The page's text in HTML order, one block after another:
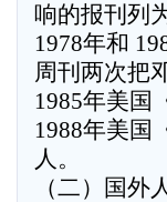
响的报刊列
1978年和
周刊两次把
1985年美国
1988年美国
人。
（二）国